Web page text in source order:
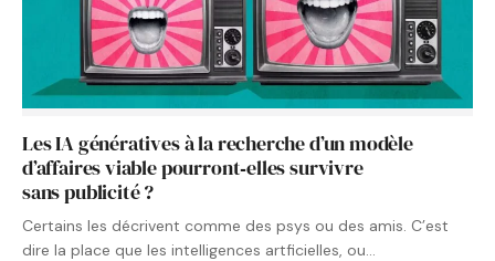
Les IA génératives à la recherche d’un modèle
d’affaires viable pourront‑elles survivre
sans publicité ?
Certains les décrivent comme des psys ou des amis. C’est
dire la place que les intelligences artficielles, ou…